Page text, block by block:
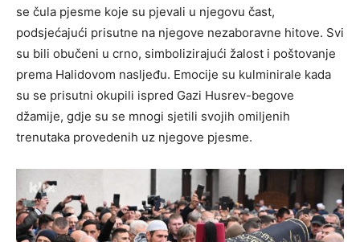
se čula pjesme koje su pjevali u njegovu čast,
podsjećajući prisutne na njegove nezaboravne hitove. Svi
su bili obučeni u crno, simbolizirajući žalost i poštovanje
prema Halidovom nasljeđu. Emocije su kulminirale kada
su se prisutni okupili ispred Gazi Husrev-begove
džamije, gdje su se mnogi sjetili svojih omiljenih
trenutaka provedenih uz njegove pjesme.